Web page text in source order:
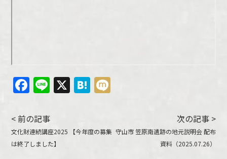
Facebook
Line
X Hatena
< 前の記事
文化財連続講座2025 【今年度の募集
は終了しました】
次の記事 >
守山市 笠原南遺跡の地元説明会 配布
資料（2025.07.26）